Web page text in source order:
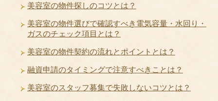
美容室の物件探しのコツとは？
美容室の物件選びで確認すべき電気容量・水回り・
ガスのチェック項目とは？
美容室の物件契約の流れとポイントとは？
融資申請のタイミングで注意すべきことは？
美容室のスタッフ募集で失敗しないコツとは？